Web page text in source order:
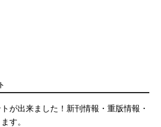
が出来ました！新刊情報・重版情報・
す。